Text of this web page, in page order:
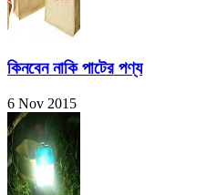
কিনবেন নাকি পাটের পণ্য
6 Nov 2015